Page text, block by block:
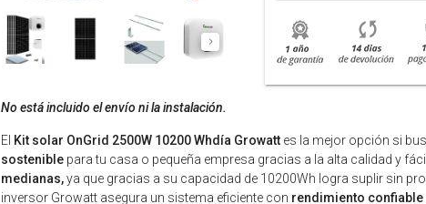
No está incluido el envío ni la instalación.
El Kit solar OnGrid 2500W 10200 Whdía Growatt es la mejor opción si
sostenible para tu casa o pequeña empresa gracias a la alta calidad y
medianas,ya que gracias a su capacidad de 10200Wh logra suplir sin
inversor Growatt asegura un sistema eficiente con rendimiento confiable